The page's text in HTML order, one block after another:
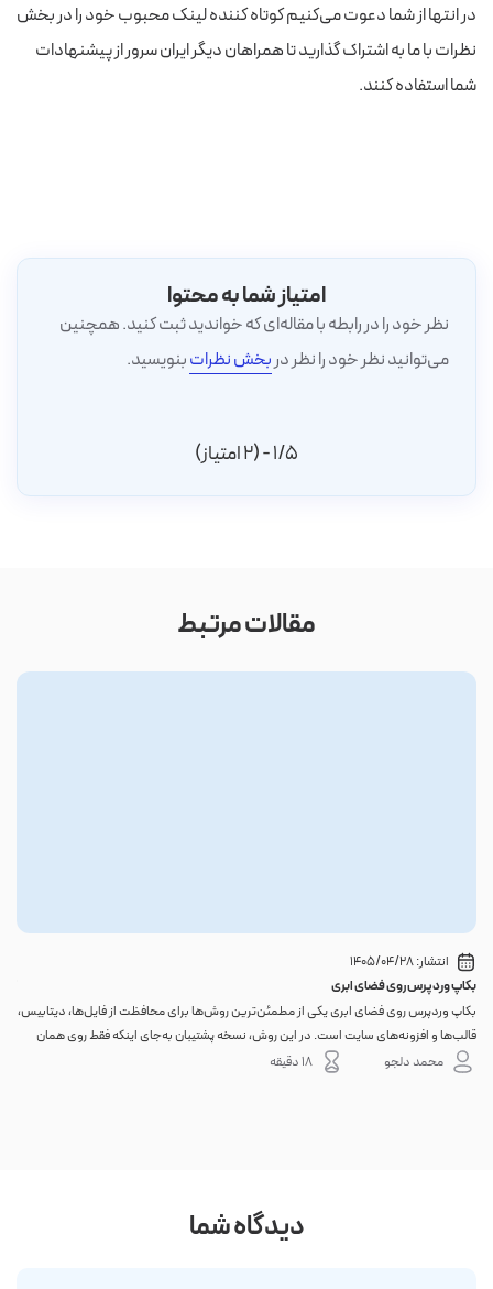
در انتها از شما دعوت می‌کنیم کوتاه کننده لینک محبوب خود را در بخش
نظرات با ما به اشتراک گذارید تا همراهان دیگر ایران سرور از پیشنهادات
شما استفاده کنند.
امتیاز شما به محتوا
نظر خود را در رابطه با مقاله‌ای که خواندید ثبت کنید. همچنین
می‌توانید نظر خود را نظر دربخش نظراتبنویسید.
1/5 - (2 امتیاز)
مقالات مرتبط
انتشار:1405/04/28
بکاپ وردپرس روی فضای ابری
بکاپ وردپرس روی فضای ابری یکی از مطمئن‌ترین روش‌ها برای محافظت از فایل‌ها، دیتابیس،
قالب‌ها و افزونه‌های سایت است. در این روش، نسخه پشتیبان به‌جای اینکه فقط روی همان
هاست اصلی باقی بماند، به یک فضای جداگانه منتقل می‌شود؛ بنابراین خرابی سرور، هک
محمد دلجو 18 دقیقه
دیدگاه شما